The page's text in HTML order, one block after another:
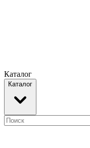
Каталог
Каталог